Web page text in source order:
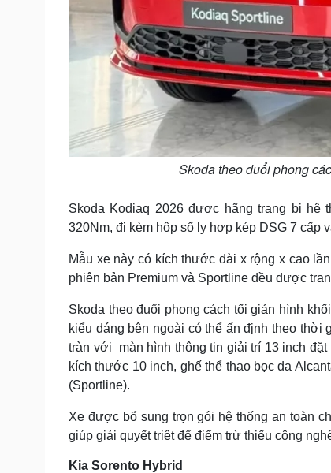
Skoda theo đuổi phong
Skoda Kodiaq 2026 được hãng trang bị hệ
320Nm, đi kèm hộp số ly hợp kép DSG 7 cấp
Mẫu xe này có kích thước dài x rộng x cao
phiên bản Premium và Sportline đều được
Skoda theo đuổi phong cách tối giản hình
kiểu dáng bên ngoài có thể ấn định theo
tràn với màn hình thông tin giải trí 13 inch
kích thước 10 inch, ghế thể thao bọc da
(Sportline).
Xe được bổ sung trọn gói hệ thống an toàn
giúp giải quyết triệt để điểm trừ thiếu công
Kia Sorento Hybrid